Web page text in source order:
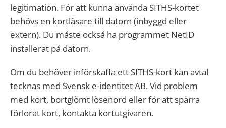
legitimation. För att kunna använda SITHS-kortet
behövs en kortläsare till datorn (inbyggd eller
extern). Du måste också ha programmet NetID
installerat på datorn.
Om du behöver införskaffa ett SITHS-kort kan avtal
tecknas med Svensk e-identitet AB. Vid problem
med kort, bortglömt lösenord eller för att spärra
förlorat kort, kontakta kortutgivaren.